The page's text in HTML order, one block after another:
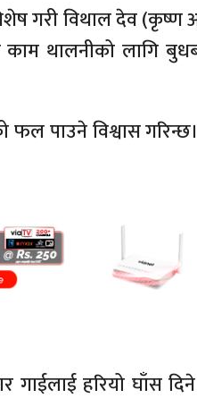
गरी विथाल देव
काम थालनीको लागि
पाउने विश्वास
गाईलाई हरियो घाँस